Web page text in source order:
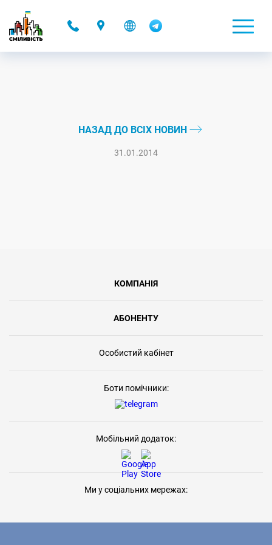
НАЗАД ДО ВСІХ НОВИН
31.01.2014
КОМПАНІЯ
АБОНЕНТУ
Особистий кабінет
Боти помічники:
Мобільний додаток:
Ми у соціальних мережах: